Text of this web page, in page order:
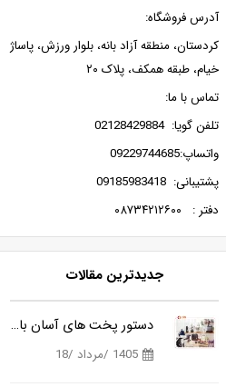
آدرس فروشگاه:
کردستان، منطقه آزاد بانه، بلوار ورزش، پاساژ
خیام، طبقه همکف، پلاک ۲۰
تماس با ما:
تلفن گویا: 02128429884
واتساپ:09229744685
پشتیبانی: 09185983418
دفتر : ۰۸۷۳۴۲۱۲۶۰۰
جدیدترین مقالات
دستور پخت های آسان با یک پلوپز خانگی
1405 /مرداد /18